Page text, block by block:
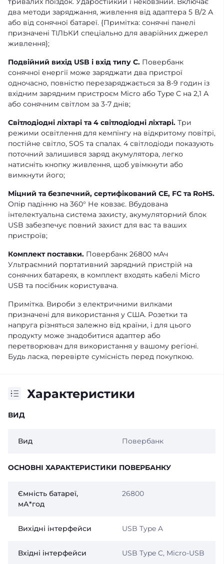
два методи заряджання, живлення від адаптера 5 В/2 А
або від сонячної батареї. {Примітка: сонячні панелі
призначені ТІЛЬКИ спеціально для аварійних джерел
живлення};
Подвійний вихід USB і вхід типу C. Повербанк
сонячної енергії може заряджати два пристрої
одночасно, повністю перезаряджається за 8-9 годин із
вхідним зарядним пристроєм Micro або Type C на 2,1 А
або сонячним світлом за 3-7 днів;
Світлодіодні ліхтарі та 4 світлодіодні ліхтарі. Три
режими освітлення для кемпінгу на відкритому повітрі,
постійне світло, SOS та спалах. 4 світлодіоди показують
поточний залишився заряд акумулятора, легко
натисніть кнопку живлення, щоб увімкнути або
вимкнути його;
Міцний та безпечний, сертифікований CE, FC та RoHS.
Опір падінню на 360° Не ковзає. Вбудована
інтелектуальна система захисту, акумуляторний блок
USB забезпечує повний захист для вас та ваших
пристроїв;
Комплект поставки. Повербанк 26800 мАч
Ультраємний портативний зарядний пристрій на
сонячних батареях, в комплект входять кабелі Micro
USB та посібник користувача.
Примітка. Вироби з електричними вилками
призначені для використання у США. Розетки та
напруга різняться залежно від країни, і для цього
продукту може знадобитися адаптер або
перетворювач для використання у вашому регіоні.
Будь ласка, перевірте сумісність перед покупкою.
Характеристики
ВИД
Вид Повербанк
ОСНОВНІ ХАРАКТЕРИСТИКИ ПОВЕРБАНКУ
Ємність батареї,
мА*год
26800
Вихідні інтерфейси USB Type A
Вхідні інтерфейси USB Type C, Micro-USB